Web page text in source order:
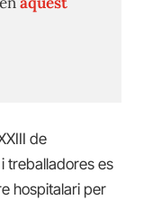
de
treballadores es
hospitalari per